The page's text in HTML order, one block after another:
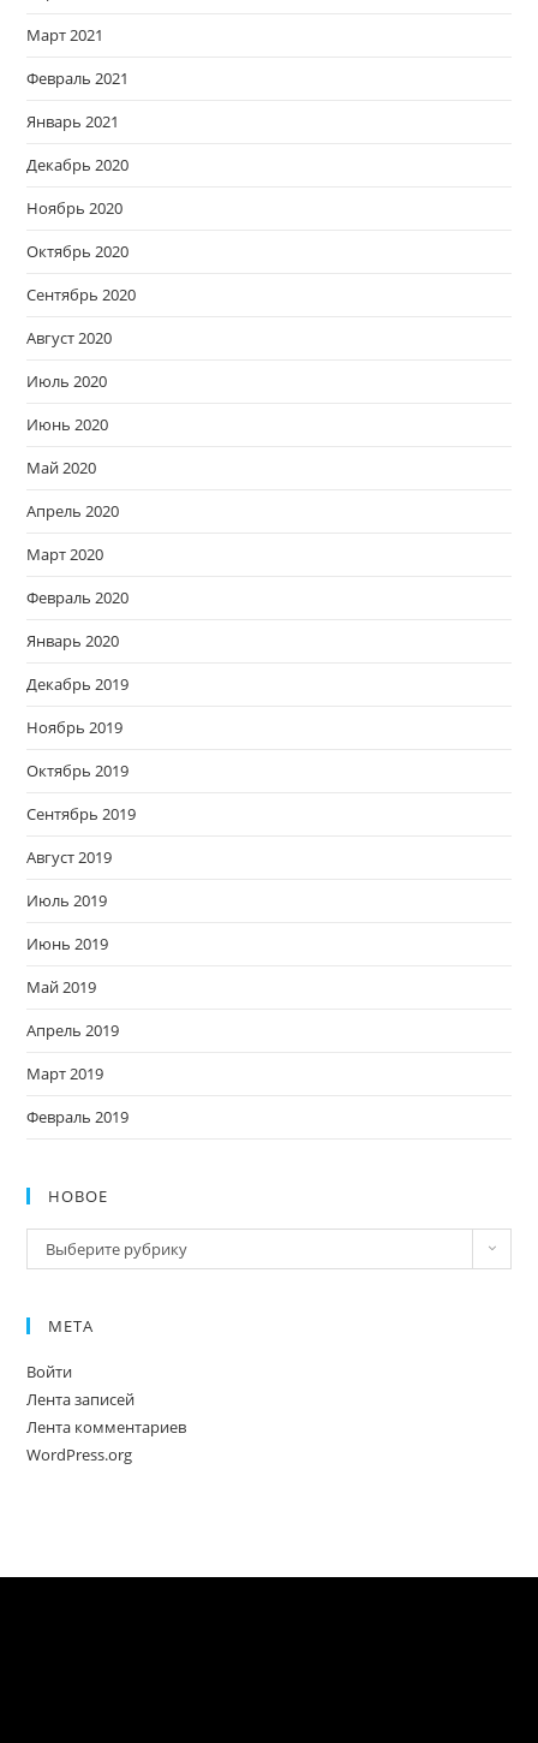
Март 2021
Февраль 2021
Январь 2021
Декабрь 2020
Ноябрь 2020
Октябрь 2020
Сентябрь 2020
Август 2020
Июль 2020
Июнь 2020
Май 2020
Апрель 2020
Март 2020
Февраль 2020
Январь 2020
Декабрь 2019
Ноябрь 2019
Октябрь 2019
Сентябрь 2019
Август 2019
Июль 2019
Июнь 2019
Май 2019
Апрель 2019
Март 2019
Февраль 2019
НОВОЕ
Новое
Выберите рубрику
МЕТА
Войти
Лента записей
Лента комментариев
WordPress.org